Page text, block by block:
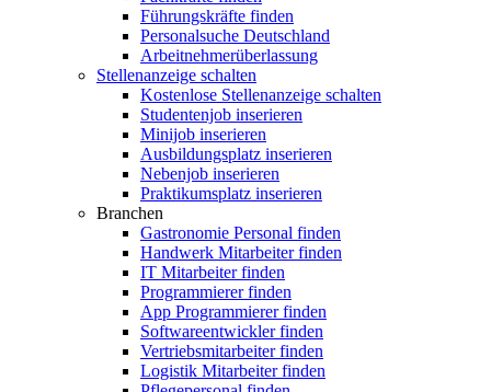
Führungskräfte finden
Personalsuche Deutschland
Arbeitnehmerüberlassung
Stellenanzeige schalten
Kostenlose Stellenanzeige schalten
Studentenjob inserieren
Minijob inserieren
Ausbildungsplatz inserieren
Nebenjob inserieren
Praktikumsplatz inserieren
Branchen
Gastronomie Personal finden
Handwerk Mitarbeiter finden
IT Mitarbeiter finden
Programmierer finden
App Programmierer finden
Softwareentwickler finden
Vertriebsmitarbeiter finden
Logistik Mitarbeiter finden